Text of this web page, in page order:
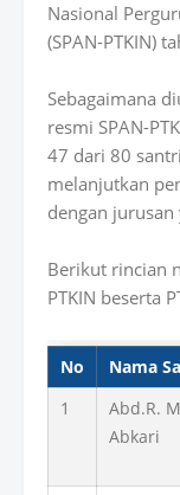
Nasional
(SPAN-PTKIN)
Sebagaimana
resmi SPAN-
47 dari 80
melanjutkan
dengan
Berikut rincian
PTKIN beserta
No Nama
1
Abd.R.
Abkari